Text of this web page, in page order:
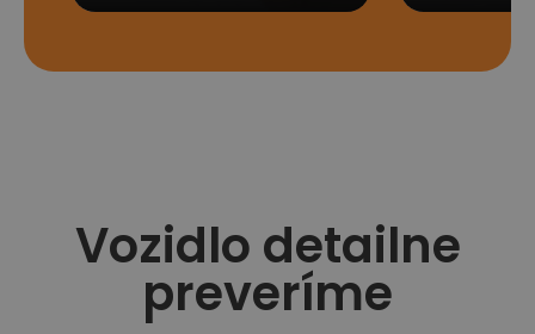
Vozidlo detailne
preveríme